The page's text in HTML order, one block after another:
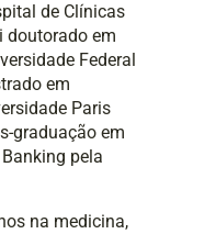
de Clínicas
doutorado em
Federal
em
Paris
graduação em
pela
na medicina,